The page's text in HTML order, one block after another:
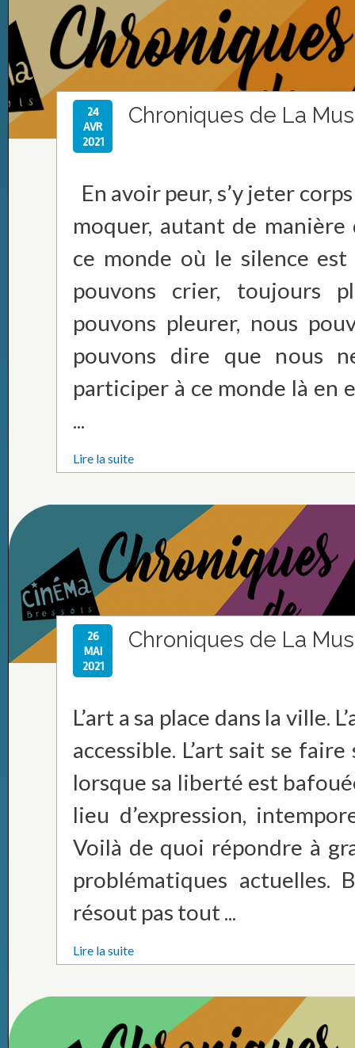
24
AVR
2021
Chroniques de La
En avoir peur, s’y jeter
moquer, autant de
ce monde où le silence est
pouvons crier, toujours
pouvons pleurer, nous
pouvons dire que nous
participer à ce monde là en
...
Lire la suite
26
MAI
2021
Chroniques de La
L’art a sa place dans la ville.
accessible. L’art sait se faire
lorsque sa liberté est
lieu d’expression,
Voilà de quoi répondre à
problématiques actuelles.
résout pas tout ...
Lire la suite